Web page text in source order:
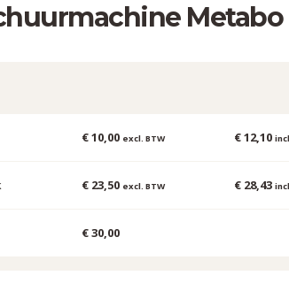
Metabo
€ 10,00 excl. BTW € 12,10
€ 23,50 excl. BTW € 28,43
€ 30,00